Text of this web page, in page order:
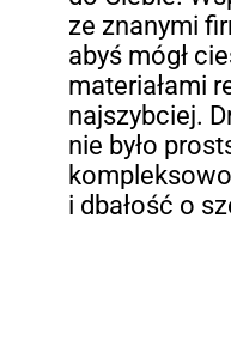
ze znanymi
abyś mógł
materiałami
najszybciej.
nie było
i dbałość o